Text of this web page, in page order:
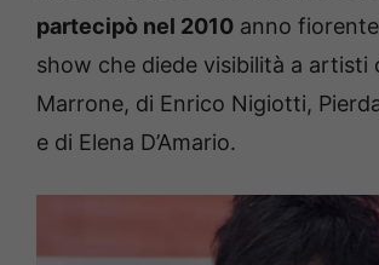
partecipò nel 2010 anno
show che diede visibilità a artisti
Marrone, di Enrico Nigiotti,
e di Elena D’Amario.